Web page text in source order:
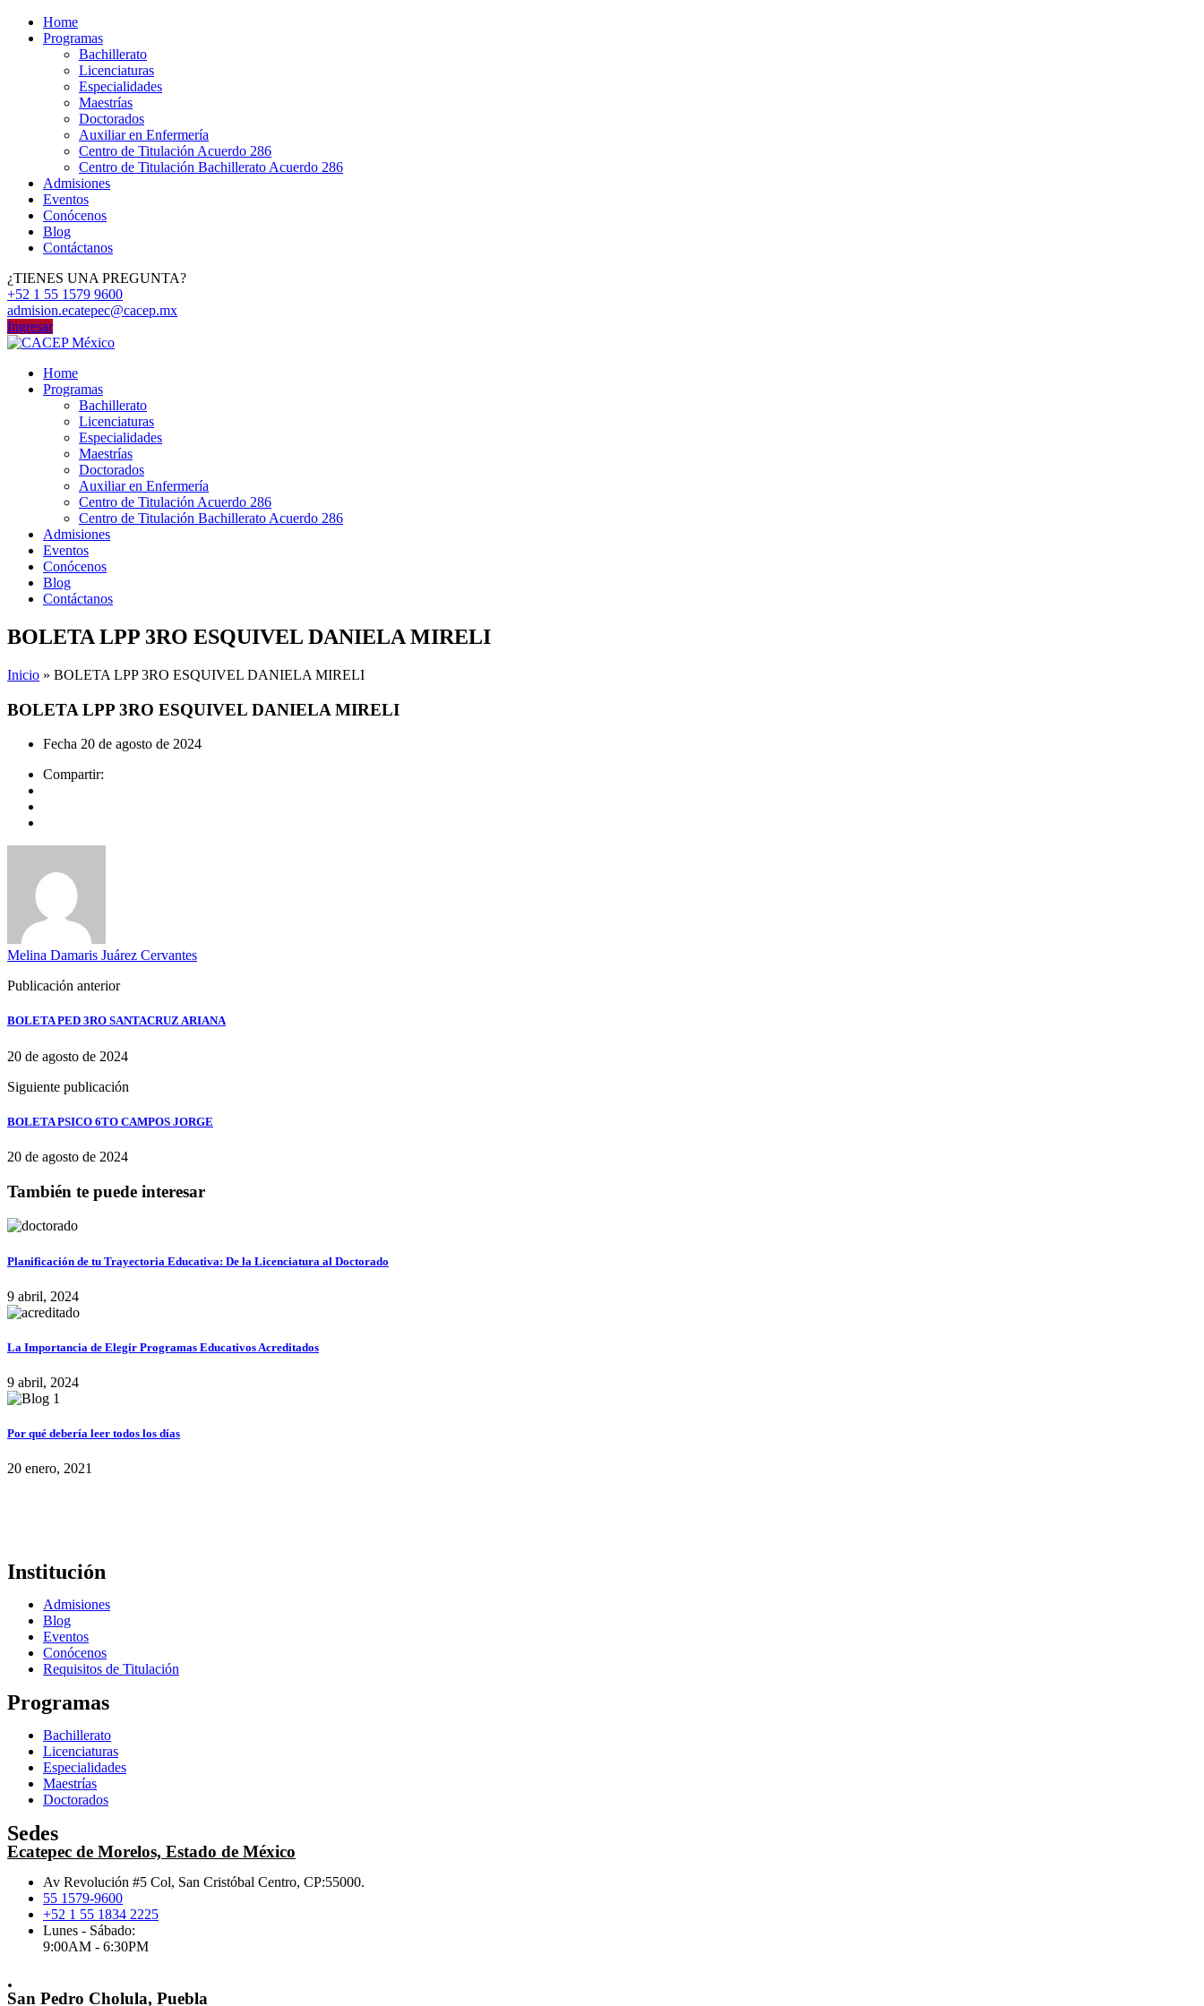
Home
Programas
Bachillerato
Licenciaturas
Especialidades
Maestrías
Doctorados
Auxiliar en Enfermería
Centro de Titulación Acuerdo 286
Centro de Titulación Bachillerato Acuerdo 286
Admisiones
Eventos
Conócenos
Blog
Contáctanos
¿TIENES UNA PREGUNTA?
+52 1 55 1579 9600
admision.ecatepec@cacep.mx
Ingresar
Home
Programas
Bachillerato
Licenciaturas
Especialidades
Maestrías
Doctorados
Auxiliar en Enfermería
Centro de Titulación Acuerdo 286
Centro de Titulación Bachillerato Acuerdo 286
Admisiones
Eventos
Conócenos
Blog
Contáctanos
BOLETA LPP 3RO ESQUIVEL DANIELA MIRELI
Inicio » BOLETA LPP 3RO ESQUIVEL DANIELA MIRELI
BOLETA LPP 3RO ESQUIVEL DANIELA MIRELI
Fecha 20 de agosto de 2024
Compartir:
Melina Damaris Juárez Cervantes
Publicación anterior
BOLETA PED 3RO SANTACRUZ ARIANA
20 de agosto de 2024
Siguiente publicación
BOLETA PSICO 6TO CAMPOS JORGE
20 de agosto de 2024
También te puede interesar
Planificación de tu Trayectoria Educativa: De la Licenciatura al Doctorado
9 abril, 2024
La Importancia de Elegir Programas Educativos Acreditados
9 abril, 2024
Por qué debería leer todos los días
20 enero, 2021
Institución
Admisiones
Blog
Eventos
Conócenos
Requisitos de Titulación
Programas
Bachillerato
Licenciaturas
Especialidades
Maestrías
Doctorados
Sedes
Ecatepec de Morelos, Estado de México
Av Revolución #5 Col, San Cristóbal Centro, CP:55000.
55 1579-9600
+52 1 55 1834 2225
Lunes - Sábado:
9:00AM - 6:30PM
.
San Pedro Cholula, Puebla